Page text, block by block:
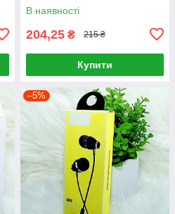
В наявності
204,25 ₴ 215 ₴
Купити
–5%